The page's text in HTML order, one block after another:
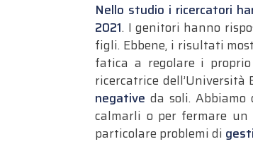
Nello studio i ricercatori
2021. I genitori hanno
figli. Ebbene, i risultati
fatica a regolare i
ricercatrice dell’Università
negative da soli.
calmarli o per fermare un
particolare problemi di